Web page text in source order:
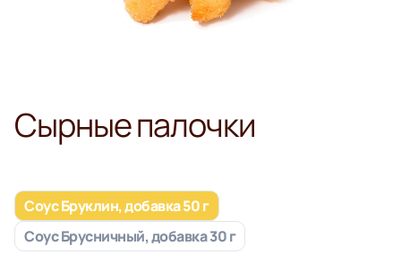
Сырные палочки
Соус Бруклин, добавка 50 г
Соус Брусничный, добавка 30 г